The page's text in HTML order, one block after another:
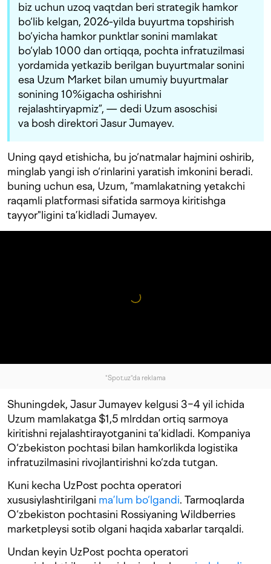
biz uchun uzoq vaqtdan beri strategik hamkor
bo‘lib kelgan, 2026-yilda buyurtma topshirish
bo‘yicha hamkor punktlar sonini mamlakat
bo‘ylab 1000 dan ortiqqa, pochta infratuzilmasi
yordamida yetkazib berilgan buyurtmalar sonini
esa Uzum Market bilan umumiy buyurtmalar
sonining 10%igacha oshirishni
rejalashtiryapmiz”, — dedi Uzum asoschisi
va bosh direktori Jasur Jumayev.
Uning qayd etishicha, bu jo‘natmalar hajmini oshirib,
minglab yangi ish o‘rinlarini yaratish imkonini beradi.
buning uchun esa, Uzum, “mamlakatning yetakchi
raqamli platformasi sifatida sarmoya kiritishga
tayyor"ligini ta’kidladi Jumayev.
"Spot.uz"da reklama
Shuningdek, Jasur Jumayev kelgusi 3−4 yil ichida
Uzum mamlakatga $1,5 mlrddan ortiq sarmoya
kiritishni rejalashtirayotganini ta’kidladi. Kompaniya
O‘zbekiston pochtasi bilan hamkorlikda logistika
infratuzilmasini rivojlantirishni ko‘zda tutgan.
Kuni kecha UzPost pochta operatori
xususiylashtirilgani ma’lum bo‘lgandi. Tarmoqlarda
O‘zbekiston pochtasini Rossiyaning Wildberries
marketpleysi sotib olgani haqida xabarlar tarqaldi.
Undan keyin UzPost pochta operatori